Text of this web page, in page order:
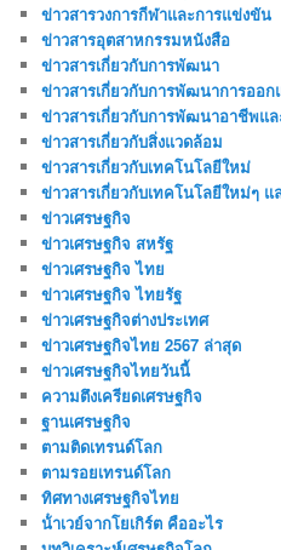
ข่าวสารวงการกีฬาและการแข่งขัน
ข่าวสารอุตสาหกรรมหนังสือ
ข่าวสารเกี่ยวกับการพัฒนา
ข่าวสารเกี่ยวกับการพัฒนาการออก
ข่าวสารเกี่ยวกับการพัฒนาอาชีพแล
ข่าวสารเกี่ยวกับสิ่งแวดล้อม
ข่าวสารเกี่ยวกับเทคโนโลยีใหม่
ข่าวสารเกี่ยวกับเทคโนโลยีใหม่ๆ แ
ข่าวเศรษฐกิจ
ข่าวเศรษฐกิจ สหรัฐ
ข่าวเศรษฐกิจ ไทย
ข่าวเศรษฐกิจ ไทยรัฐ
ข่าวเศรษฐกิจต่างประเทศ
ข่าวเศรษฐกิจไทย 2567 ล่าสุด
ข่าวเศรษฐกิจไทยวันนี้
ความตึงเครียดเศรษฐกิจ
ฐานเศรษฐกิจ
ตามติดเทรนด์โลก
ตามรอยเทรนด์โลก
ทิศทางเศรษฐกิจไทย
น้ําเวย์จากโยเกิร์ต คืออะไร